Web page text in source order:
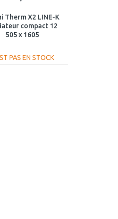
Therm X2 LINE-K
compact 12
505 x 1605
PAS EN STOCK